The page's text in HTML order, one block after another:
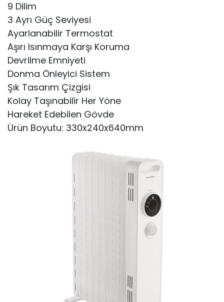
9 Dilim
3 Ayrı Güç Seviyesi
Ayarlanabilir Termostat
Aşırı Isınmaya Karşı Koruma
Devrilme Emniyeti
Donma Önleyici Sistem
Şık Tasarım Çizgisi
Kolay Taşınabilir Her Yöne
Hareket Edebilen Gövde
Ürün Boyutu: 330x240x640mm